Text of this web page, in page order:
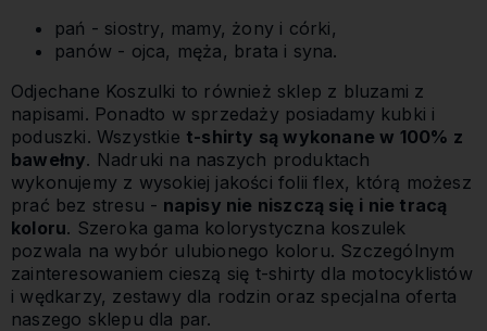
pań - siostry, mamy, żony i córki,
panów - ojca, męża, brata i syna.
Odjechane Koszulki to również sklep z bluzami z
napisami. Ponadto w sprzedaży posiadamy kubki i
poduszki. Wszystkie t-shirty są wykonane w 100% z
bawełny. Nadruki na naszych produktach
wykonujemy z wysokiej jakości folii flex, którą możesz
prać bez stresu - napisy nie niszczą się i nie tracą
koloru. Szeroka gama kolorystyczna koszulek
pozwala na wybór ulubionego koloru. Szczególnym
zainteresowaniem cieszą się t-shirty dla motocyklistów
i wędkarzy, zestawy dla rodzin oraz specjalna oferta
naszego sklepu dla par.